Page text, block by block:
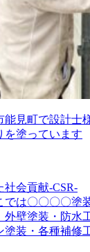
能見町で設計士
を塗っています
社会貢献-CSR-
では〇〇〇〇塗
外壁塗装・防水
塗装・各種補修